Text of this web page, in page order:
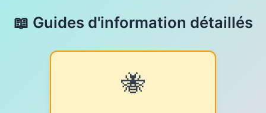
📖 Guides d'information détaillés
🐝